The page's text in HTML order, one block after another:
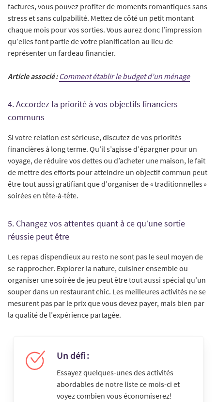
factures, vous pouvez profiter de moments romantiques sans
stress et sans culpabilité. Mettez de côté un petit montant
chaque mois pour vos sorties. Vous aurez donc l’impression
qu’elles font partie de votre planification au lieu de
représenter un fardeau financier.
Article associé : Comment établir le budget d’un ménage
4. Accordez la priorité à vos objectifs financiers
communs
Si votre relation est sérieuse, discutez de vos priorités
financières à long terme. Qu’il s’agisse d’épargner pour un
voyage, de réduire vos dettes ou d’acheter une maison, le fait
de mettre des efforts pour atteindre un objectif commun peut
être tout aussi gratifiant que d’organiser de « traditionnelles »
soirées en tête-à-tête.
5. Changez vos attentes quant à ce qu’une sortie
réussie peut être
Les repas dispendieux au resto ne sont pas le seul moyen de
se rapprocher. Explorer la nature, cuisiner ensemble ou
organiser une soirée de jeu peut être tout aussi spécial qu’un
souper dans un restaurant chic. Les meilleures activités ne se
mesurent pas par le prix que vous devez payer, mais bien par
la qualité de l’expérience partagée.
Un défi :
Essayez quelques-unes des activités
abordables de notre liste ce mois-ci et
voyez combien vous économiserez!